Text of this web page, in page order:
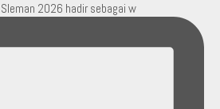
2026 hadir sebagai w